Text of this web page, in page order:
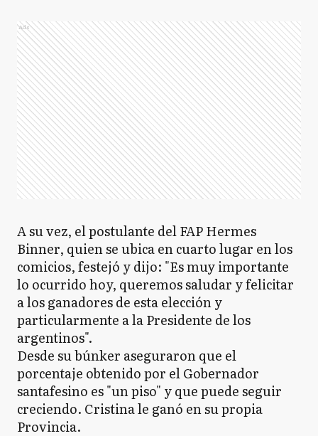
Ads
A su vez, el postulante del FAP Hermes
Binner, quien se ubica en cuarto lugar en los
comicios, festejó y dijo: "Es muy importante
lo ocurrido hoy, queremos saludar y felicitar
a los ganadores de esta elección y
particularmente a la Presidente de los
argentinos".
Desde su búnker aseguraron que el
porcentaje obtenido por el Gobernador
santafesino es "un piso" y que puede seguir
creciendo. Cristina le ganó en su propia
Provincia.